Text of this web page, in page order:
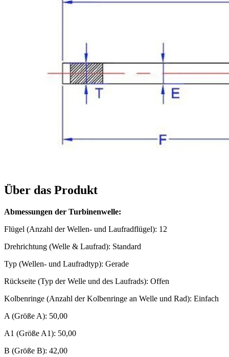
Über das Produkt
Abmessungen der Turbinenwelle:
Flügel (Anzahl der Wellen- und Laufradflügel): 12
Drehrichtung (Welle & Laufrad): Standard
Typ (Wellen- und Laufradtyp): Gerade
Rückseite (Typ der Welle und des Laufrads): Offen
Kolbenringe (Anzahl der Kolbenringe an Welle und Rad): Einfach
A (Größe A): 50,00
A1 (Größe A1): 50,00
B (Größe B): 42,00